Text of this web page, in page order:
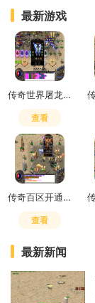
最新游戏
传奇世界屠龙刀隐藏属性加点图
查看
传奇百区开通直飞暗殿怎么开
查看
最新新闻